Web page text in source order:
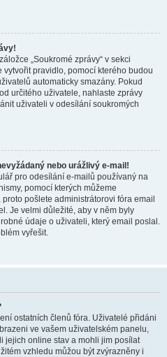
„Soukromé zprávy“ v sekci
vytvořit pravidlo, pomocí kterého budou
automaticky smazány. Pokud
určitého uživatele, nahlaste zprávy
uživateli v odesílání soukromých
nebo urážlivý e-mail!
pro odesílání e-mailů používaný na
pomocí kterých můžeme
pošlete administrátorovi fóra email
Je velmi důležité, aby v něm byly
údaje o uživateli, který email poslal.
vyřešit.
ostatních členů fóra. Uživatelé přidáni
ve vašem uživatelském panelu,
jejich online stav a mohli jim posílat
vzhledu můžou být zvýrazněny i